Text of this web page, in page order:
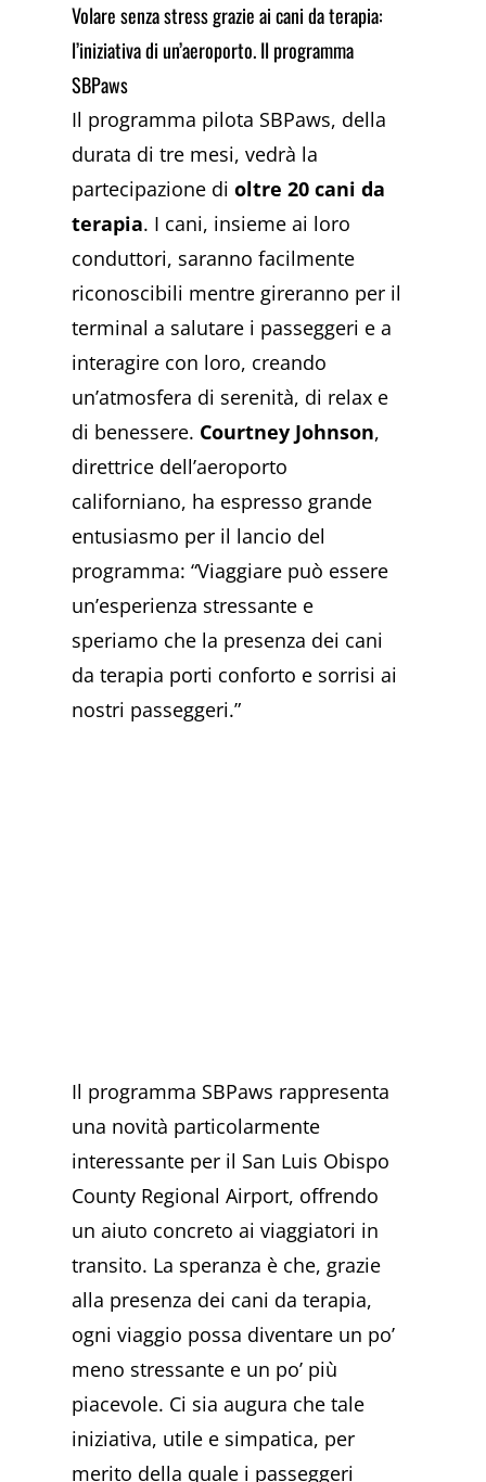
Volare senza stress grazie ai cani da terapia:
l’iniziativa di un’aeroporto. Il programma
SBPaws
Il programma pilota SBPaws, della
durata di tre mesi, vedrà la
partecipazione dioltre 20 cani da
terapia. I cani, insieme ai loro
conduttori, saranno facilmente
riconoscibili mentre gireranno per il
terminal a salutare i passeggeri e a
interagire con loro, creando
un’atmosfera di serenità, di relax e
di benessere. Courtney Johnson,
direttrice dell’aeroporto
californiano, ha espresso grande
entusiasmo per il lancio del
programma: “Viaggiare può essere
un’esperienza stressante e
speriamo che la presenza dei cani
da terapia porti conforto e sorrisi ai
nostri passeggeri.”
Il programma SBPaws rappresenta
una novità particolarmente
interessante per il San Luis Obispo
County Regional Airport, offrendo
un aiuto concreto ai viaggiatori in
transito. La speranza è che, grazie
alla presenza dei cani da terapia,
ogni viaggio possa diventare un po’
meno stressante e un po’ più
piacevole. Ci sia augura che tale
iniziativa, utile e simpatica, per
merito della quale i passeggeri